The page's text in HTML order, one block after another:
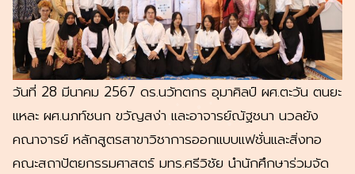
วันที่ 28 มีนาคม 2567 ดร.นวัทตกร อุมาศิลป์ ผศ.ตะวัน ตนยะ
แหละ ผศ.นภท์ชนก ขวัญสง่า และอาจารย์ณัฐชนา นวลยัง
คณาจารย์ หลักสูตรสาขาวิชาการออกแบบแฟชั่นและสิ่งทอ
คณะสถาปัตยกรรมศาสตร์ มทร.ศรีวิชัย นำนักศึกษาร่วมจัด